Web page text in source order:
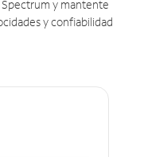
y mantente
y confiabilidad